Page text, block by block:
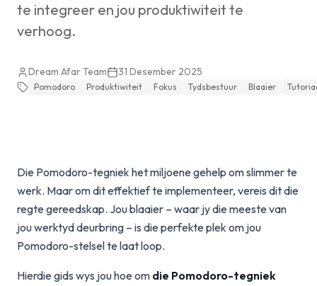
te integreer en jou produktiwiteit te
verhoog.
Dream Afar Team 31 Desember 2025
Pomodoro Produktiwiteit Fokus Tydsbestuur Blaaier
Die Pomodoro-tegniek het miljoene gehelp om slimmer te
werk. Maar om dit effektief te implementeer, vereis dit die
regte gereedskap. Jou blaaier – waar jy die meeste van
jou werktyd deurbring – is die perfekte plek om jou
Pomodoro-stelsel te laat loop.
Hierdie gids wys jou hoe om die Pomodoro-tegniek